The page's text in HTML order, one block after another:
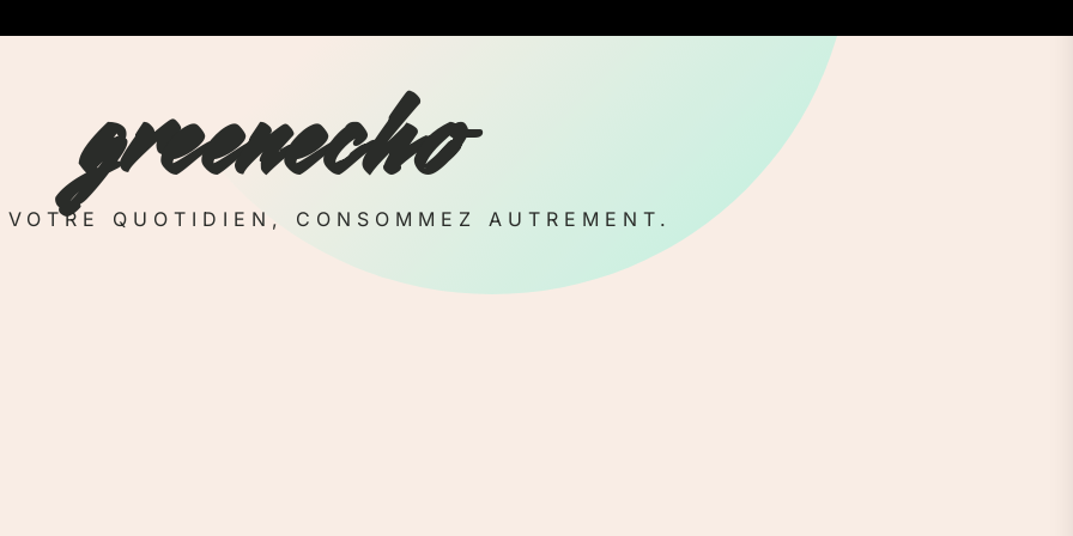
greenecho
QUOTIDIEN, CONSOMMEZ AUTREMENT.